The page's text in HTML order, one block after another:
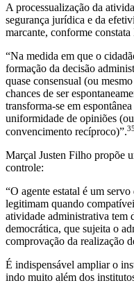
A processualização da
segurança jurídica e da
marcante, conforme
“Na medida em que o
formação da decisão
quase consensual (ou
chances de ser
transforma-se em
uniformidade de opiniões
convencimento recíproco)”.35
Marçal Justen Filho propõe
controle:
“O agente estatal é um
legitimam quando
atividade administrativa tem
democrática, que sujeita o
comprovação da realização
É indispensável ampliar o
indo muito além dos